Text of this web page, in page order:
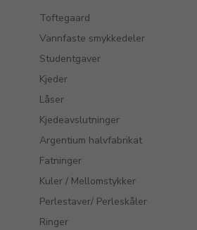
Toftegaard
Vannfaste smykkedeler
Studentgaver
Kjeder
Låser
Kjedeavslutninger
Argentium halvfabrikat
Fatninger
Kuler / Mellomstykker
Perlestaver/ Perleskåler
Ringer